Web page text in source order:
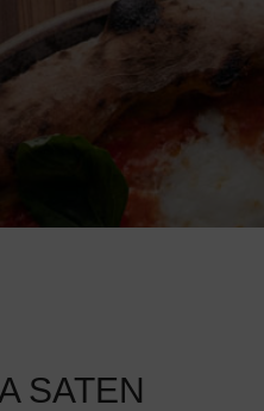
SATEN